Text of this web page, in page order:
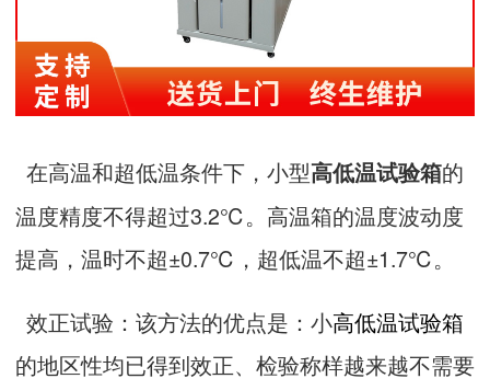
在高温和超低温条件下，小型高低温试验箱的
温度精度不得超过3.2℃。高温箱的温度波动度
提高，温时不超±0.7℃，超低温不超±1.7℃。
效正试验：该方法的优点是：小高低温试验箱
的地区性均已得到效正、检验称样越来越不需要